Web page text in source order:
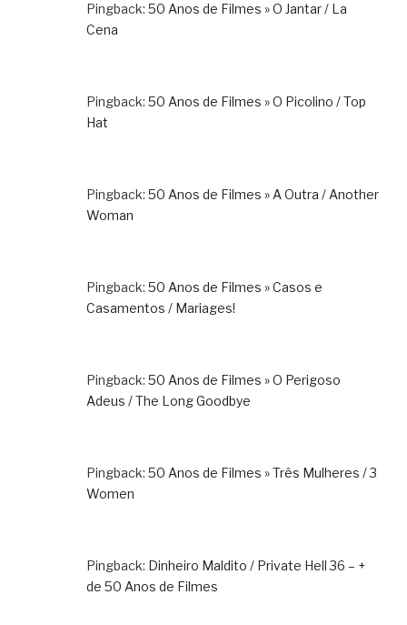
Pingback: 50 Anos de Filmes » O Jantar / La
Cena
Pingback: 50 Anos de Filmes » O Picolino / Top
Hat
Pingback: 50 Anos de Filmes » A Outra / Another
Woman
Pingback: 50 Anos de Filmes » Casos e
Casamentos / Mariages!
Pingback: 50 Anos de Filmes » O Perigoso
Adeus / The Long Goodbye
Pingback: 50 Anos de Filmes » Três Mulheres / 3
Women
Pingback: Dinheiro Maldito / Private Hell 36 – +
de 50 Anos de Filmes